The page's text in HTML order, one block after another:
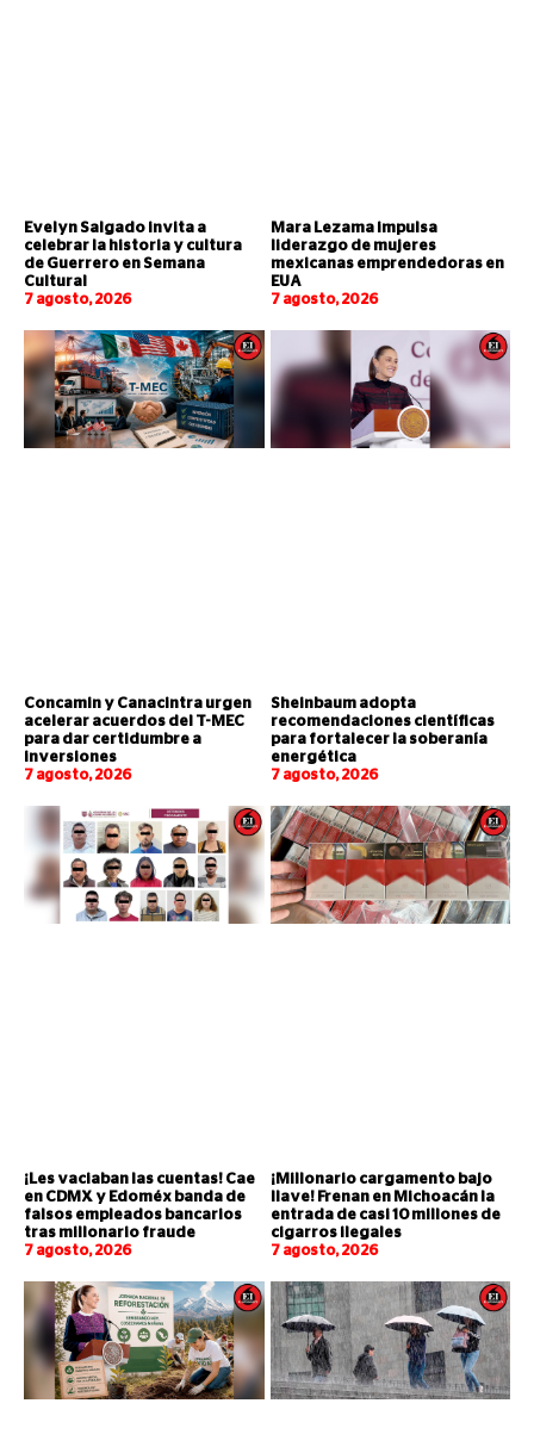
Evelyn Salgado invita a
celebrar la historia y cultura
de Guerrero en Semana
Cultural
7 agosto, 2026
Mara Lezama impulsa
liderazgo de mujeres
mexicanas emprendedoras en
EUA
7 agosto, 2026
Concamin y Canacintra urgen
acelerar acuerdos del T-MEC
para dar certidumbre a
inversiones
7 agosto, 2026
Sheinbaum adopta
recomendaciones científicas
para fortalecer la soberanía
energética
7 agosto, 2026
¡Les vaciaban las cuentas! Cae
en CDMX y Edoméx banda de
falsos empleados bancarios
tras millonario fraude
7 agosto, 2026
¡Millonario cargamento bajo
llave! Frenan en Michoacán la
entrada de casi 10 millones de
cigarros ilegales
7 agosto, 2026